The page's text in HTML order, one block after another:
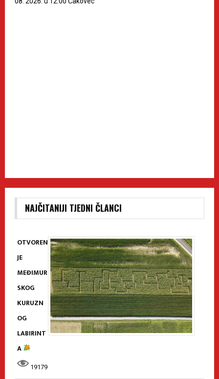
NAJČITANIJI TJEDNI ČLANCI
OTVOREN
JE
MEĐIMUR
SKOG
KURUZN
OG
LABIRINT
A
19179